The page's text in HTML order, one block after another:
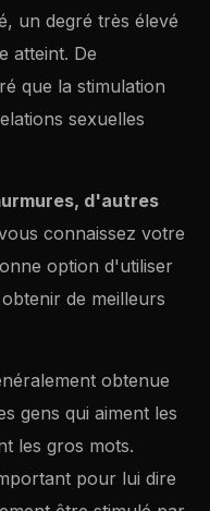
un degré très élevé
atteint. De
que la stimulation
sexuelles
d'autres
connaissez votre
option d'utiliser
de meilleurs
obtenue
gens qui aiment les
les gros mots.
pour lui dire